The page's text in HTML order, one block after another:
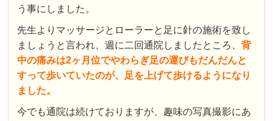
う事にしました。
先生よりマッサージとローラーと足に針の施術を致し
ましょうと言われ、週に二回通院しましたところ、背
中の痛みは2ヶ月位でやわらぎ足の運びもだんだんと
すって歩いていたのが、足を上げて歩けるようになり
ました。
今でも通院は続けておりますが、趣味の写真撮影にあ